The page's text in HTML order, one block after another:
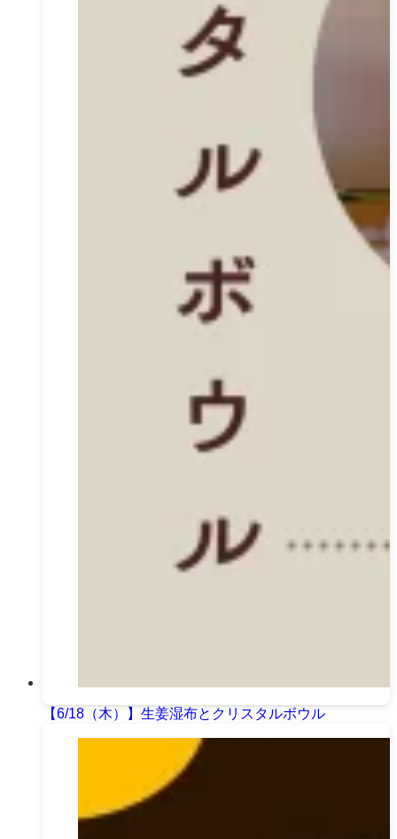
【6/18（木）】生姜湿布とクリスタルボウル